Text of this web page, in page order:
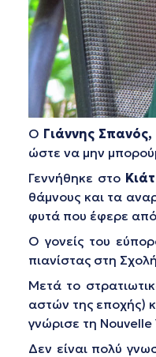
Ο Γιάννης Σπανός,
ώστε να μην
Γεννήθηκε στο
θάμνους και τα
φυτά που έφερε
Ο γονείς του
πιανίστας στη
Μετά το
αστών της εποχής)
γνώρισε τη Nouvelle
Δεν είναι πολύ